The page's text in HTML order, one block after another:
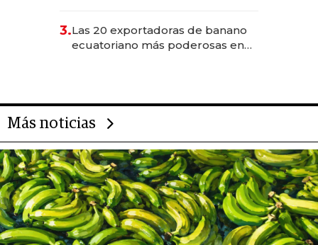
3.Las 20 exportadoras de banano
ecuatoriano más poderosas en
Más noticias